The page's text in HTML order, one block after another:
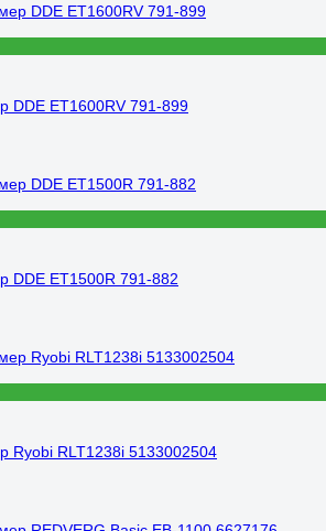
DDE ET1600RV 791-899
DDE ET1500R 791-882
Ryobi RLT1238i 5133002504